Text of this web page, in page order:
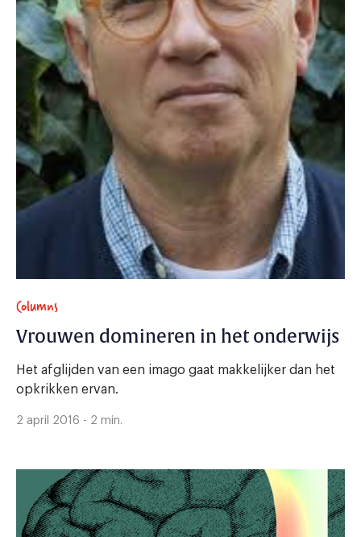
Columns
Vrouwen domineren in het onderwijs
Het afglijden van een imago gaat makkelijker dan het
opkrikken ervan.
2 april 2016 - 2 min.